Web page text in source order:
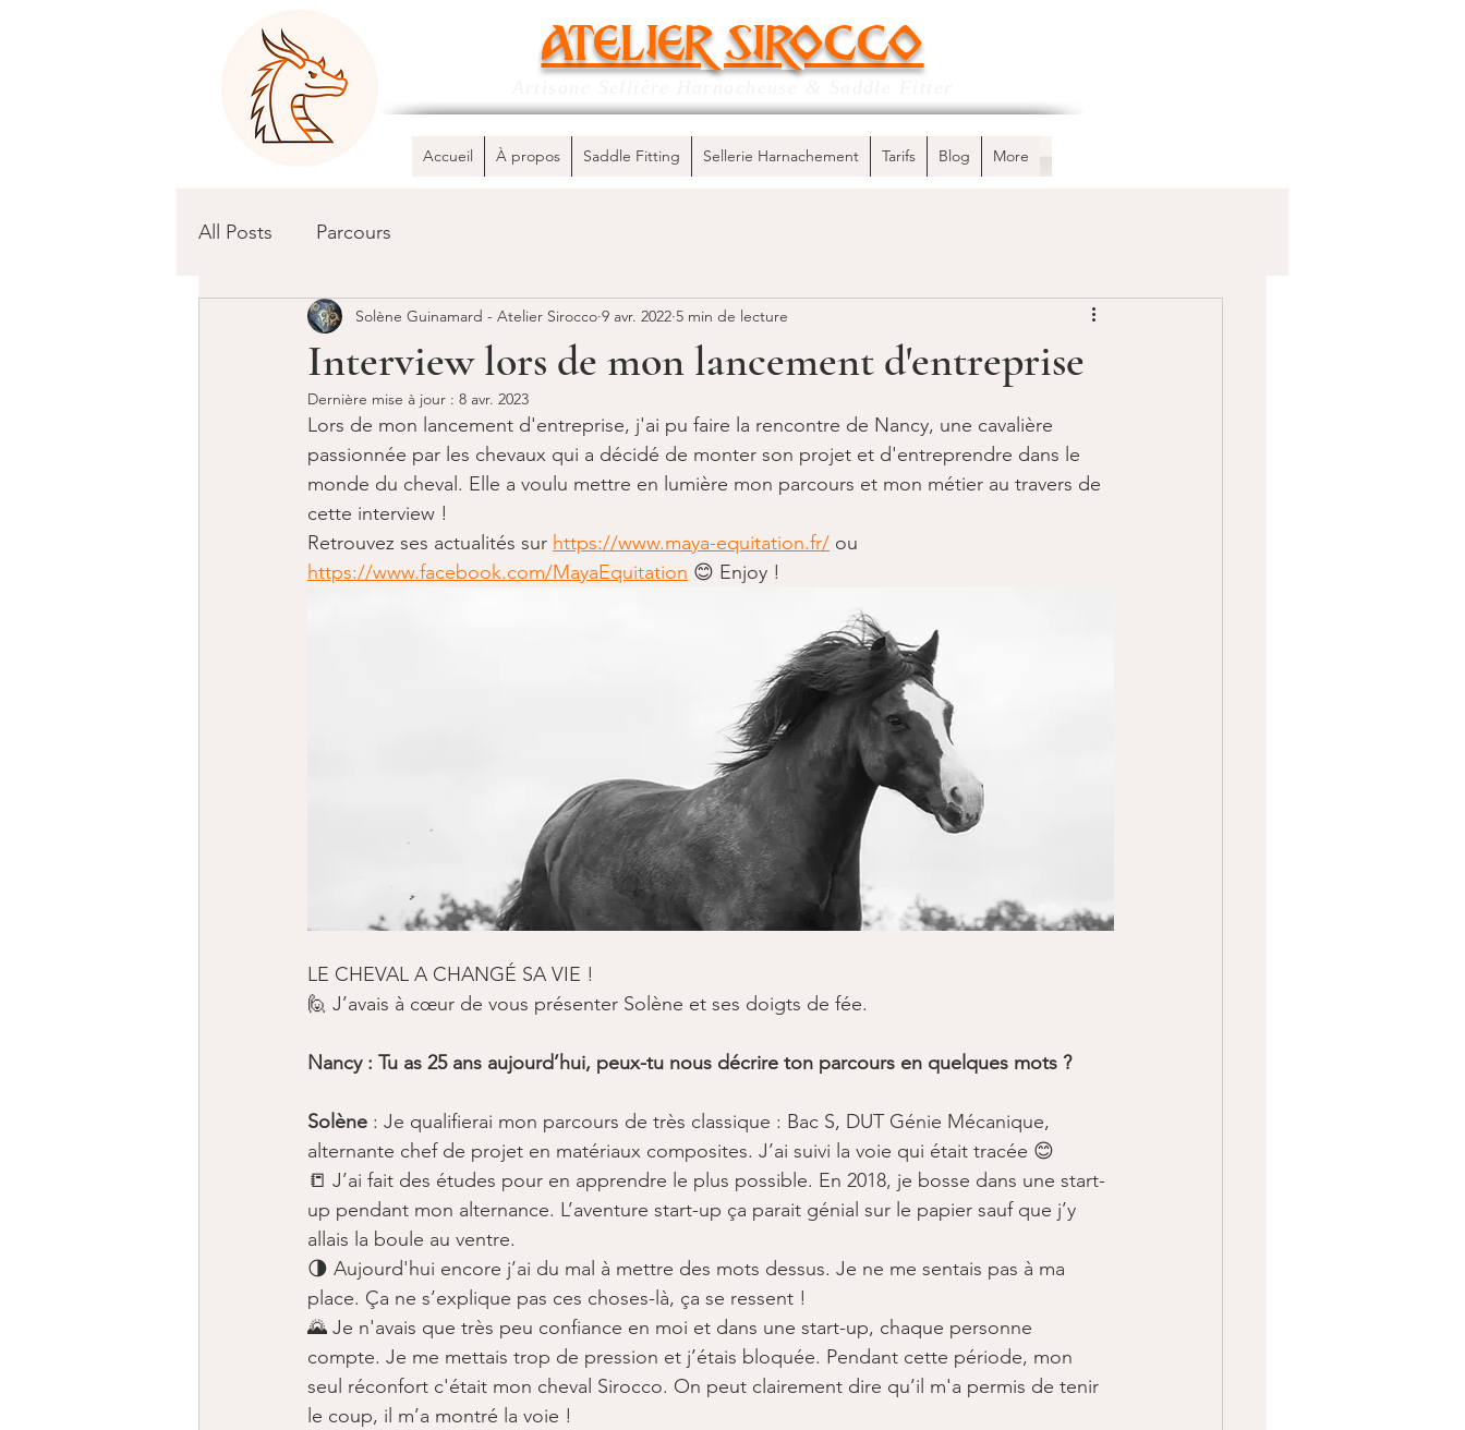
ATELIER SIROCCO
Accueil À propos Saddle Fitting Sellerie Harnachement Tarifs Blog More
All Posts Parcours
Interview lors de mon lancement d'entreprise
Solène Guinamard - Atelier Sirocco 9 avr. 2022 5 min de lecture
Dernière mise à jour : 8 avr. 2023
Lors de mon lancement d'entreprise, j'ai pu faire la rencontre de Nancy, une cavalière
passionnée par les chevaux qui a décidé de monter son projet et d'entreprendre dans le
monde du cheval. Elle a voulu mettre en lumière mon parcours et mon métier au travers de
cette interview !
Retrouvez ses actualités sur https://www.maya-equitation.fr/ ou
https://www.facebook.com/MayaEquitation 😊 Enjoy !
LE CHEVAL A CHANGÉ SA VIE ! ​
🙋 J’avais à cœur de vous présenter Solène et ses doigts de fée.​
Nancy : Tu as 25 ans aujourd’hui, peux-tu nous décrire ton parcours en quelques mots ?
Solène : Je qualifierai mon parcours de très classique : Bac S, DUT Génie Mécanique,
alternante chef de projet en matériaux composites. J’ai suivi la voie qui était tracée 😊
📒 J’ai fait des études pour en apprendre le plus possible. En 2018, je bosse dans une start-
up pendant mon alternance. L’aventure start-up ça parait génial sur le papier sauf que j’y
allais la boule au ventre. ​
🌗 Aujourd'hui encore j’ai du mal à mettre des mots dessus. Je ne me sentais pas à ma
place. Ça ne s’explique pas ces choses-là, ça se ressent !
🌄 Je n'avais que très peu confiance en moi et dans une start-up, chaque personne
compte. Je me mettais trop de pression et j’étais bloquée. Pendant cette période, mon
seul réconfort c'était mon cheval Sirocco. On peut clairement dire qu’il m'a permis de tenir
le coup, il m’a montré la voie ! ​